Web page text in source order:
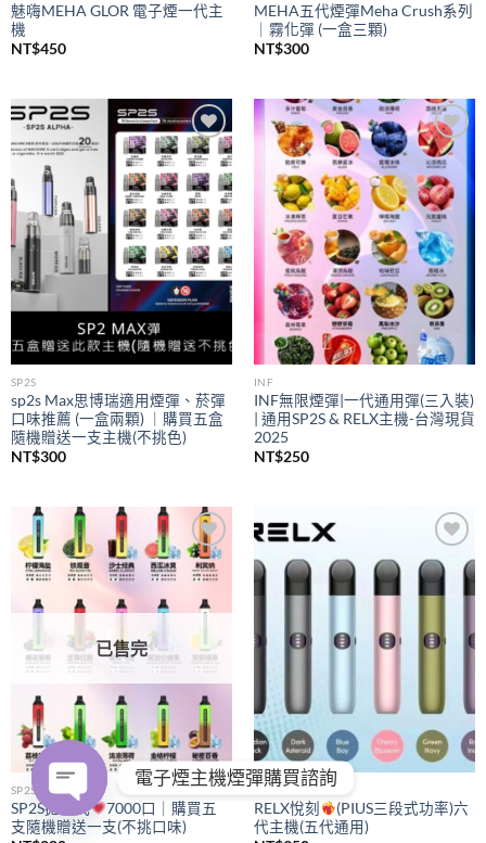
魅嗨MEHA GLOR 電子煙一代主
機
NT$450
MEHA五代煙彈Meha Crush系列
｜霧化彈 (一盒三顆)
NT$300
Add to
wishlist
SP2S
sp2s Max思博瑞適用煙彈、菸彈
口味推薦 (一盒兩顆) ｜購買五盒
隨機贈送一支主機(不挑色)
NT$300
Add to
wishlist
INF
INF無限煙彈|一代通用彈(三入裝)
| 通用SP2S & RELX主機-台灣現貨
2025
NT$250
Add to
wishlist
已售完
SP2S
SP2S拋棄式
7000口｜購買五
支隨機贈送一支(不挑口味)
Add to
wishlist
RELX
RELX悅刻
(PIUS三段式功率)六
代主機(五代通用)
電子煙主機煙彈購買諮詢
OPEN